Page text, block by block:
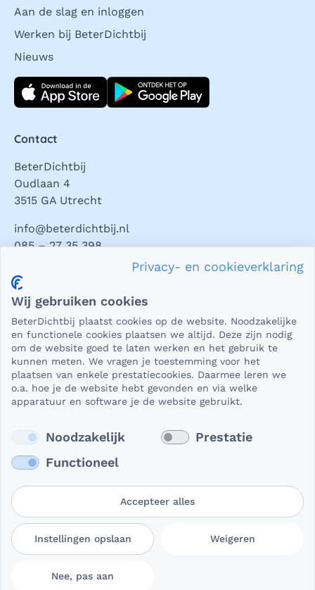
Aan de slag en inloggen
Werken bij BeterDichtbij
Nieuws
Download direct
Contact
BeterDichtbij
Oudlaan 4
3515 GA Utrecht
info@beterdichtbij.nl
085 – 27 35 398
Privacy en veiligheid
essentieel dat die beveiligd worden uitgewisseld. En dat
die gegevens niet in verkeerde handen vallen. Daar kun je
op rekenen bij BeterDichtbij.
Lees verder
Gebruikersvoorwaarden
Privacy- en
cookieverklaring
Cookievoorkeuren
Privacy- en cookieverklaring
Wij gebruiken cookies
BeterDichtbij plaatst cookies op de website. Noodzakelijke
en functionele cookies plaatsen we altijd. Deze zijn nodig
om de website goed te laten werken en het gebruik te
kunnen meten. We vragen je toestemming voor het
plaatsen van enkele prestatiecookies. Daarmee leren we
o.a. hoe je de website hebt gevonden en via welke
apparatuur en software je de website gebruikt.
Noodzakelijk
Prestatie
Functioneel
Accepteer alles
Instellingen opslaan Weigeren
Nee, pas aan